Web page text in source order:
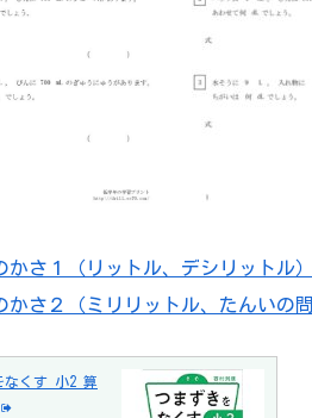
かさ１（リットル、デシリットル）
かさ２（ミリリットル、たんいの問
なくす 小2 算